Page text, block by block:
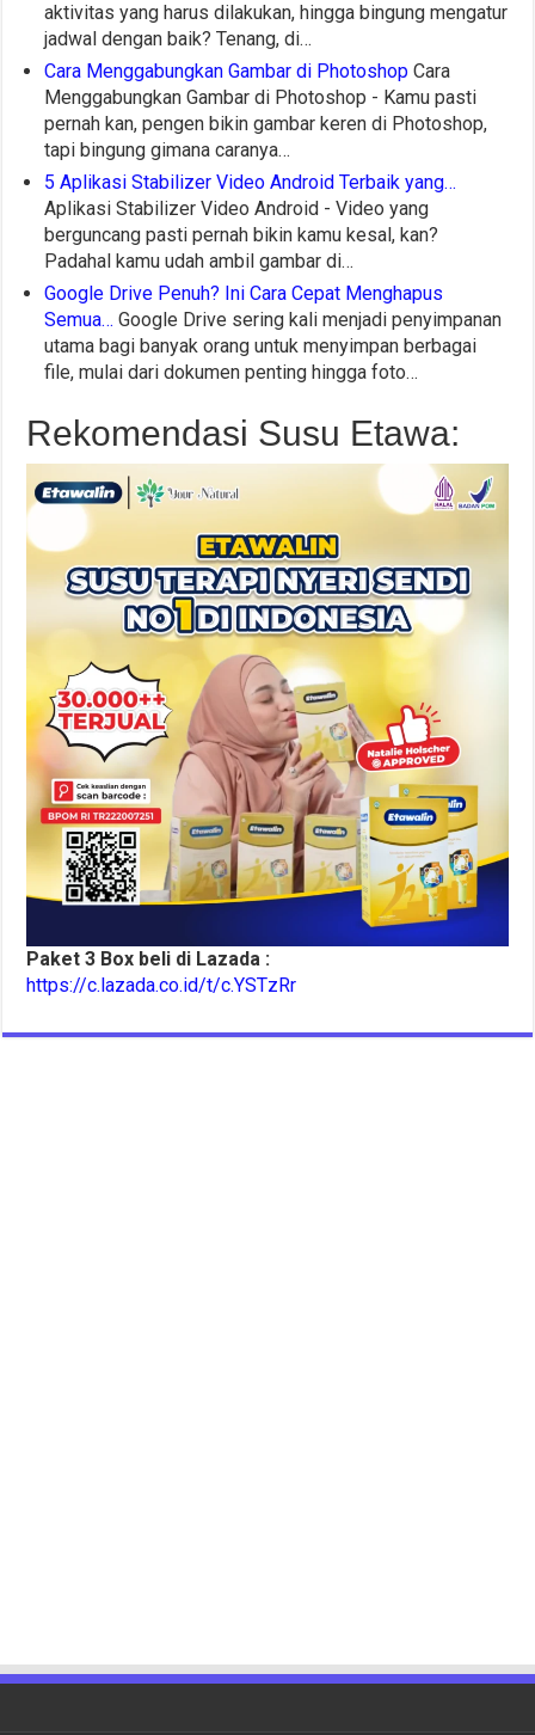
aktivitas yang harus dilakukan, hingga bingung mengatur
jadwal dengan baik? Tenang, di…
Cara Menggabungkan Gambar di Photoshop Cara
Menggabungkan Gambar di Photoshop - Kamu pasti
pernah kan, pengen bikin gambar keren di Photoshop,
tapi bingung gimana caranya…
5 Aplikasi Stabilizer Video Android Terbaik yang…
Aplikasi Stabilizer Video Android - Video yang
berguncang pasti pernah bikin kamu kesal, kan?
Padahal kamu udah ambil gambar di…
Google Drive Penuh? Ini Cara Cepat Menghapus
Semua… Google Drive sering kali menjadi penyimpanan
utama bagi banyak orang untuk menyimpan berbagai
file, mulai dari dokumen penting hingga foto…
Rekomendasi Susu Etawa:
Paket 3 Box beli di Lazada :
https://c.lazada.co.id/t/c.YSTzRr